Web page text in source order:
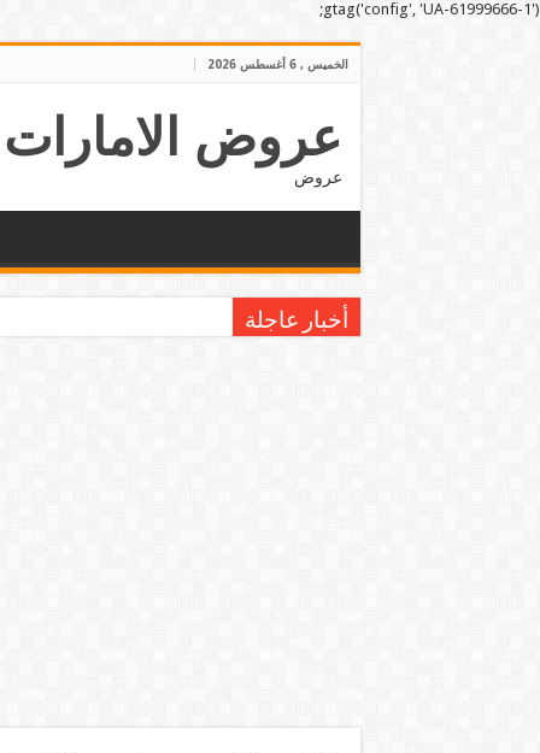
gtag('config', 'UA-61999666-1');
الخميس , 6 أغسطس 2026
عروض الامارات
عروض
أخبار عاجلة